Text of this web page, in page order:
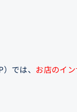
では、 お店のイン